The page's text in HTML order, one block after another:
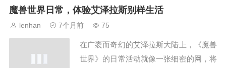
任务，更是一段承载着荣耀、责任与传奇
历山德罗斯·莫格莱尼手中的神兵利器，
在对抗天灾军团的...
魔兽世界日常，体验艾泽拉斯别样生活
lenhan 7个月前 75
在广袤而奇幻的艾泽拉斯大陆上，《魔兽
世界》的日常活动就像一张细密的网，将